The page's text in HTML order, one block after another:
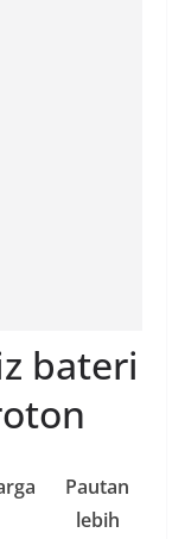
bateri
Pautan
lebih